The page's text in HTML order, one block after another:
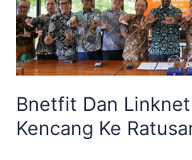
Bnetfit Dan
Kencang Ke
Ke
Ratusan
Ribu
Rumah